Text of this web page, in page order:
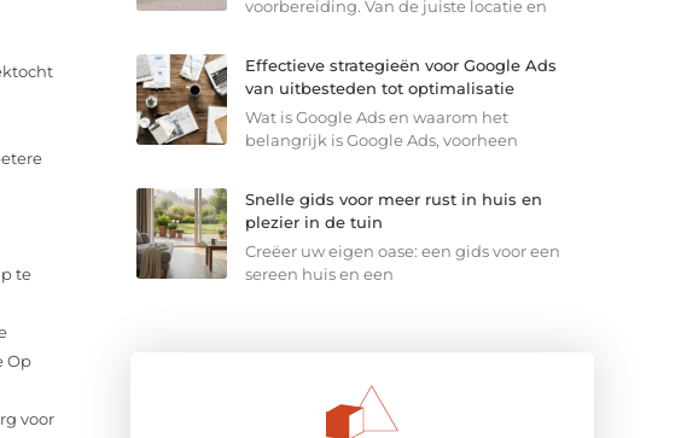
te
Op
voor
voorbereiding. Van de juiste locatie en
Effectieve strategieën voor Google Ads
van uitbesteden tot optimalisatie
Wat is Google Ads en waarom het
belangrijk is Google Ads, voorheen
Snelle gids voor meer rust in huis en
plezier in de tuin
Creëer uw eigen oase: een gids voor een
sereen huis en een